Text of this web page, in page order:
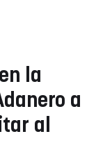
la
a
al